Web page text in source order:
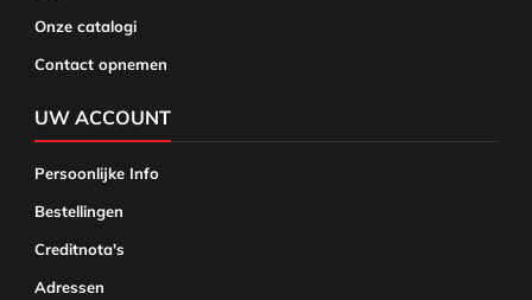
Onze catalogi
Contact opnemen
UW ACCOUNT
Persoonlijke Info
Bestellingen
Creditnota's
Adressen